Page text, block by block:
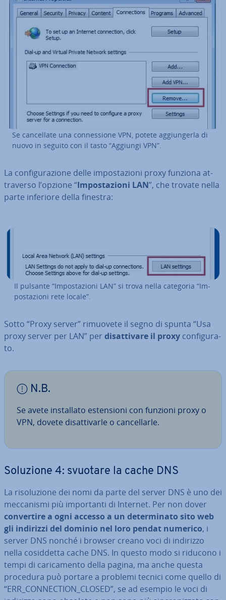
Se can­cel­la­te una con­nes­sio­ne VPN, potete ag­giun­ger­la di
nuovo in seguito con il tasto “Aggiungi VPN”.
La con­fi­gu­ra­zio­ne delle im­po­sta­zio­ni proxy funziona at­
tra­ver­so l’opzione “Im­po­sta­zio­ni LAN”, che trovate nella
parte inferiore della finestra:
Il pulsante “Im­po­sta­zio­ni LAN” si trova nella categoria “Im­
po­sta­zio­ni rete locale”.
Sotto “Proxy server” rimuovete il segno di spunta “Usa
proxy server per LAN” per di­sat­ti­va­re il proxy con­fi­gu­ra­
to.
N.B.
Se avete in­stal­la­to esten­sio­ni con funzioni proxy o
VPN, dovete di­sat­ti­var­le o can­cel­lar­le.
Soluzione 4: svuotare la cache DNS
La ri­so­lu­zio­ne dei nomi da parte del server DNS è uno dei
mec­ca­ni­smi più im­por­tan­ti di Internet. Per non dover
con­ver­ti­re a ogni accesso a un de­ter­mi­na­to sito web
gli indirizzi del dominio nel loro pendat numerico, i
server DNS nonché i browser creano voci di indirizzo
nella co­sid­det­ta cache DNS. In questo modo si riducono i
tempi di ca­ri­ca­men­to della pagina, ma anche questa
procedura può portare a problemi tecnici come quello di
“ERR_CON­NEC­TION_CLOSED”, se ad esempio le voci di